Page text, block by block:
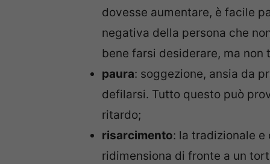
dovesse aumentare, è facile
negativa della persona che
bene farsi desiderare, ma non
paura: soggezione, ansia da
defilarsi. Tutto questo può
ritardo;
risarcimento: la tradizionale e
ridimensiona di fronte a un